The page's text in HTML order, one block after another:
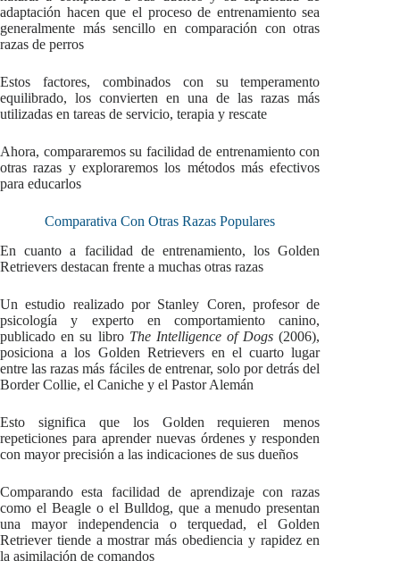
adaptación hacen que el proceso de entrenamiento sea
generalmente más sencillo en comparación con otras
razas de perros
Estos factores, combinados con su temperamento
equilibrado, los convierten en una de las razas más
utilizadas en tareas de servicio, terapia y rescate
Ahora, compararemos su facilidad de entrenamiento con
otras razas y exploraremos los métodos más efectivos
para educarlos
Comparativa Con Otras Razas Populares
En cuanto a facilidad de entrenamiento, los Golden
Retrievers destacan frente a muchas otras razas
Un estudio realizado por Stanley Coren, profesor de
psicología y experto en comportamiento canino,
publicado en su libro The Intelligence of Dogs (2006),
posiciona a los Golden Retrievers en el cuarto lugar
entre las razas más fáciles de entrenar, solo por detrás del
Border Collie, el Caniche y el Pastor Alemán
Esto significa que los Golden requieren menos
repeticiones para aprender nuevas órdenes y responden
con mayor precisión a las indicaciones de sus dueños
Comparando esta facilidad de aprendizaje con razas
como el Beagle o el Bulldog, que a menudo presentan
una mayor independencia o terquedad, el Golden
Retriever tiende a mostrar más obediencia y rapidez en
la asimilación de comandos